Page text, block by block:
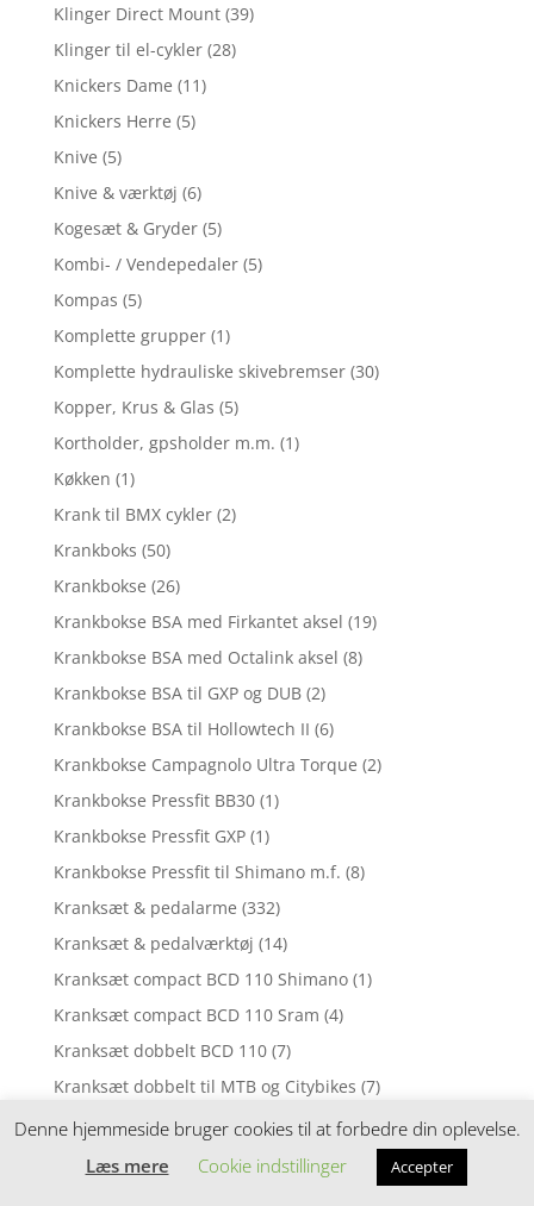
Klinger Direct Mount (39)
Klinger til el-cykler (28)
Knickers Dame (11)
Knickers Herre (5)
Knive (5)
Knive & værktøj (6)
Kogesæt & Gryder (5)
Kombi- / Vendepedaler (5)
Kompas (5)
Komplette grupper (1)
Komplette hydrauliske skivebremser (30)
Kopper, Krus & Glas (5)
Kortholder, gpsholder m.m. (1)
Køkken (1)
Krank til BMX cykler (2)
Krankboks (50)
Krankbokse (26)
Krankbokse BSA med Firkantet aksel (19)
Krankbokse BSA med Octalink aksel (8)
Krankbokse BSA til GXP og DUB (2)
Krankbokse BSA til Hollowtech II (6)
Krankbokse Campagnolo Ultra Torque (2)
Krankbokse Pressfit BB30 (1)
Krankbokse Pressfit GXP (1)
Krankbokse Pressfit til Shimano m.f. (8)
Kranksæt & pedalarme (332)
Kranksæt & pedalværktøj (14)
Kranksæt compact BCD 110 Shimano (1)
Kranksæt compact BCD 110 Sram (4)
Kranksæt dobbelt BCD 110 (7)
Kranksæt dobbelt til MTB og Citybikes (7)
Kranksæt enkelt til Citybikes (9)
Kranksæt enkelt til MTB
(26)
Denne hjemmeside bruger cookies til at forbedre din oplevelse.
Læs mere
Cookie indstillinger Accepter